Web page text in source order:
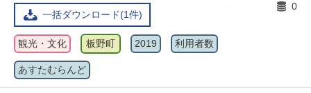
一括ダウンロード(1件)
0
観光・文化 板野町 2019 利用者数
あすたむらんど